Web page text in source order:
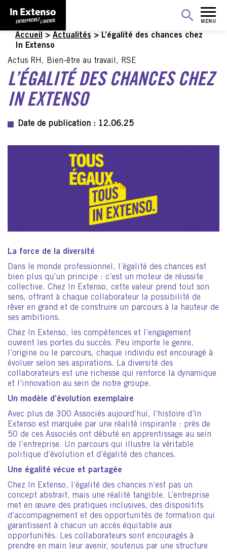
MENU
Accueil > Actualités > L’égalité des chances chez
In Extenso
Actus RH, Bien-être au travail, RSE
L’ÉGALITÉ DES CHANCES CHEZ
IN EXTENSO
Date de publication : 12.06.25
La force de la diversité
Dans le monde professionnel, l’égalité des chances est
bien plus qu’un principe : c’est un moteur de réussite
collective. Chez In Extenso, cette valeur prend tout son
sens, offrant à chaque collaborateur la possibilité de
rêver en grand et de construire un parcours à la hauteur de
ses ambitions.
Chez In Extenso, les compétences et l’engagement
ouvrent les portes du succès. Peu importe le genre,
l’origine ou le parcours, chaque individu est encouragé à
évoluer selon ses aspirations. La diversité des
collaborateurs est une richesse qui renforce la dynamique
et l’innovation au sein de notre groupe.
Un modèle d’évolution exemplaire
Avec plus de 300 Associés aujourd’hui, l’histoire d’In
Extenso est marquée par une réalité inspirante : près de
50 de ces Associés ont débuté en apprentissage au sein
de l’entreprise. Un parcours qui illustre la véritable
politique d’évolution et d’égalité des chances.
Une égalité vécue et partagée
Chez In Extenso, l’égalité des chances n’est pas un
concept abstrait, mais une réalité tangible. L’entreprise
met en œuvre des pratiques inclusives, des dispositifs
d’accompagnement et des opportunités de formation qui
garantissent à chacun un accès équitable aux
opportunités. Les collaborateurs sont encouragés à
prendre en main leur avenir, soutenus par une structure